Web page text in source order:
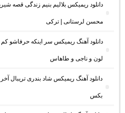
دانلود ریمیکس بلالیم بنیم زندگی قصه
محسن لرستانی | ترکی
دانلود آهنگ ریمیکس سر اینکه
لون و ناجی و طاهاس
دانلود آهنگ ریمیکس شاد بندری تریبال
بکس